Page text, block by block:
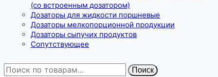
(со встроенным дозатором)
Дозаторы для жидкости поршневые
Дозаторы мелкопорционной продукции
Дозаторы сыпучих продуктов
Сопутствующее
Искать: Поиск